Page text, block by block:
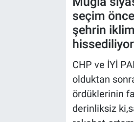
seçim
şehrin
CHP ve İYİ
olduktan
ördüklerinin
derinliksiz